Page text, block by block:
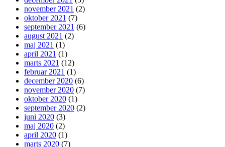
november 2021 (2)
oktober 2021 (7)
september 2021 (6)
august 2021 (2)
maj 2021 (1)
april 2021 (1)
marts 2021 (12)
februar 2021 (1)
december 2020 (6)
november 2020 (7)
oktober 2020 (1)
september 2020 (2)
juni 2020 (3)
maj 2020 (2)
april 2020 (1)
marts 2020 (7)